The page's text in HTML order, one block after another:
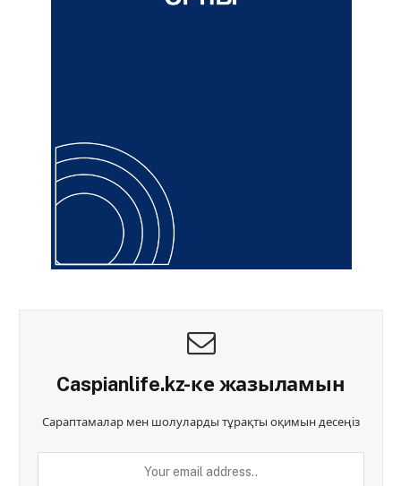
Caspianlife.kz-ке жазыламын
Сараптамалар мен шолуларды тұрақты оқимын десеңіз